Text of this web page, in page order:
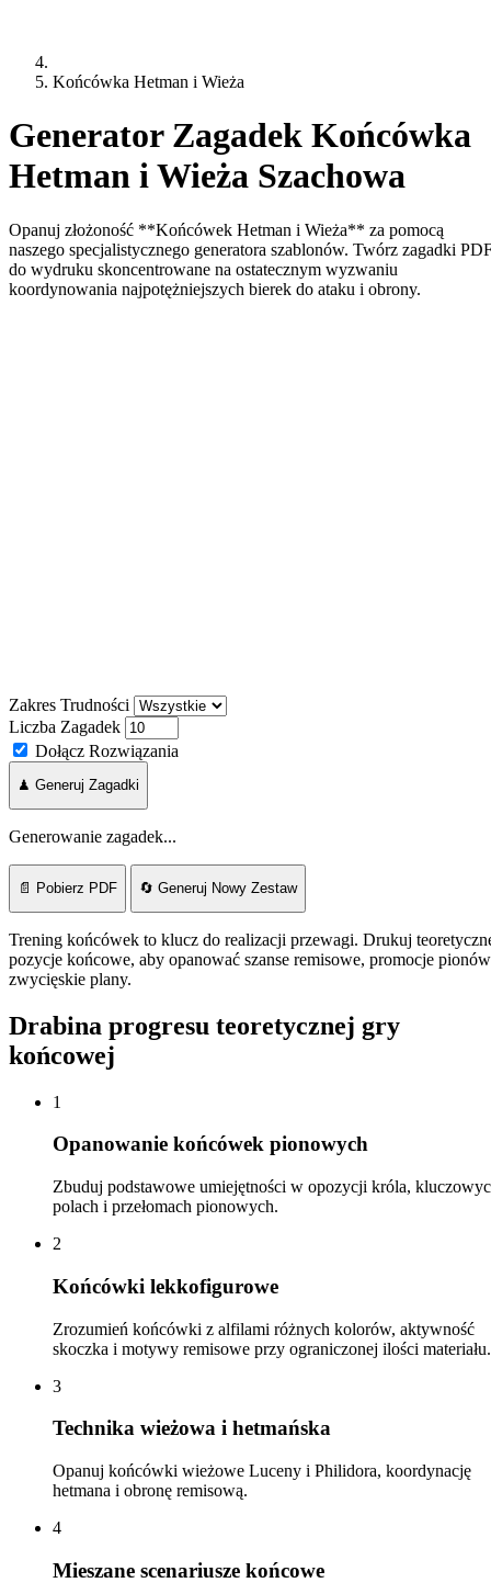
Końcówka Hetman i Wieża
Generator Zagadek Końcówka
Hetman i Wieża Szachowa
Opanuj złożoność **Końcówek Hetman i Wieża** za pomocą
naszego specjalistycznego generatora szablonów. Twórz zagadki
do wydruku skoncentrowane na ostatecznym wyzwaniu
koordynowania najpotężniejszych bierek do ataku i obrony.
Zakres Trudności
Liczba Zagadek
Dołącz Rozwiązania
♟ Generuj Zagadki
Generowanie zagadek...
📄 Pobierz PDF 🔄 Generuj Nowy Zestaw
Trening końcówek to klucz do realizacji przewagi. Drukuj
pozycje końcowe, aby opanować szanse remisowe, promocje
zwycięskie plany.
Drabina progresu teoretycznej gry
końcowej
1
Opanowanie końcówek pionowych
Zbuduj podstawowe umiejętności w opozycji króla,
polach i przełomach pionowych.
2
Końcówki lekkofigurowe
Zrozumień końcówki z alfilami różnych kolorów, aktywność
skoczka i motywy remisowe przy ograniczonej ilości materiału.
3
Technika wieżowa i hetmańska
Opanuj końcówki wieżowe Luceny i Philidora, koordynację
hetmana i obronę remisową.
4
Mieszane scenariusze końcowe